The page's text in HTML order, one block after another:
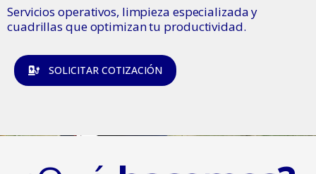
Servicios operativos, limpieza especializada y
cuadrillas que optimizan tu productividad.
SOLICITAR COTIZACIÓN